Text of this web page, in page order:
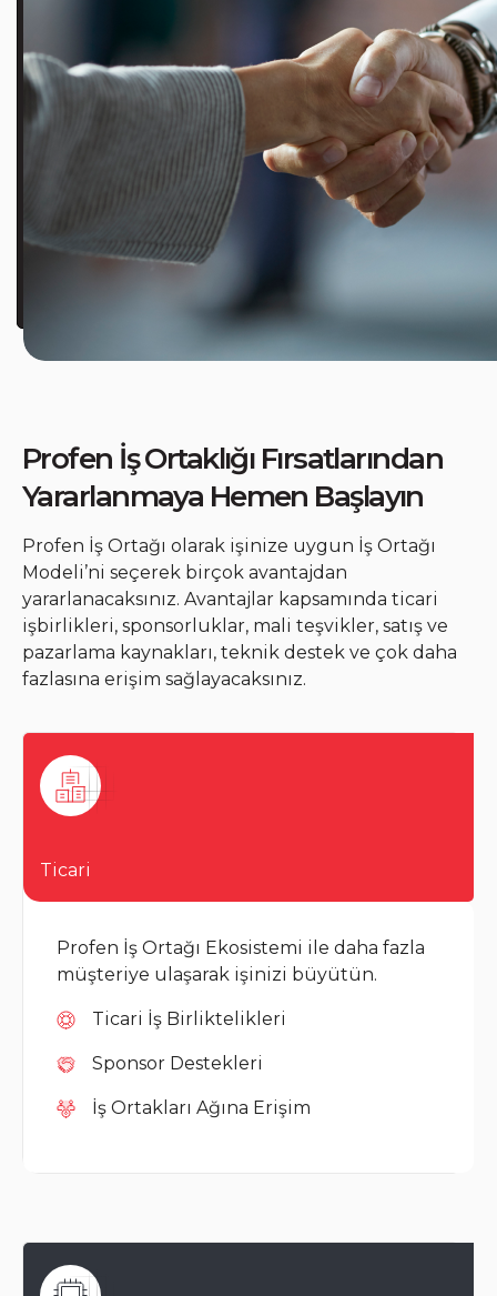
Profen İş Ortaklığı Fırsatlarından
Yararlanmaya Hemen Başlayın
Profen İş Ortağı olarak işinize uygun İş Ortağı
Modeli’ni seçerek birçok avantajdan
yararlanacaksınız. Avantajlar kapsamında ticari
işbirlikleri, sponsorluklar, mali teşvikler, satış ve
pazarlama kaynakları, teknik destek ve çok daha
fazlasına erişim sağlayacaksınız.
Ticari
Profen İş Ortağı Ekosistemi ile daha fazla
müşteriye ulaşarak işinizi büyütün.
Ticari İş Birliktelikleri
Sponsor Destekleri
İş Ortakları Ağına Erişim